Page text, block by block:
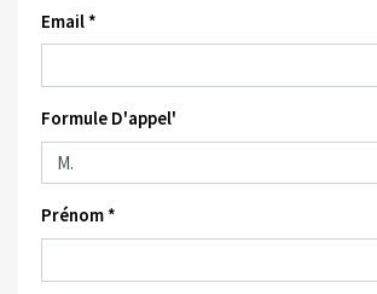
Email *
Formule D'appel'
Prénom *